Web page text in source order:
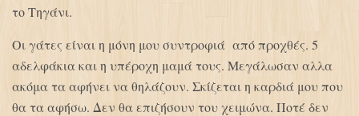
το Τηγάνι.
Οι γάτες είναι η μόνη μου συντροφιά από προχθές. 5
αδελφάκια και η υπέροχη μαμά τους. Μεγάλωσαν αλλα
ακόμα τα αφήνει να θηλάζουν. Σκίζεται η καρδιά μου που
θα τα αφήσω. Δεν θα επιζήσουν του χειμώνα. Ποτέ δεν